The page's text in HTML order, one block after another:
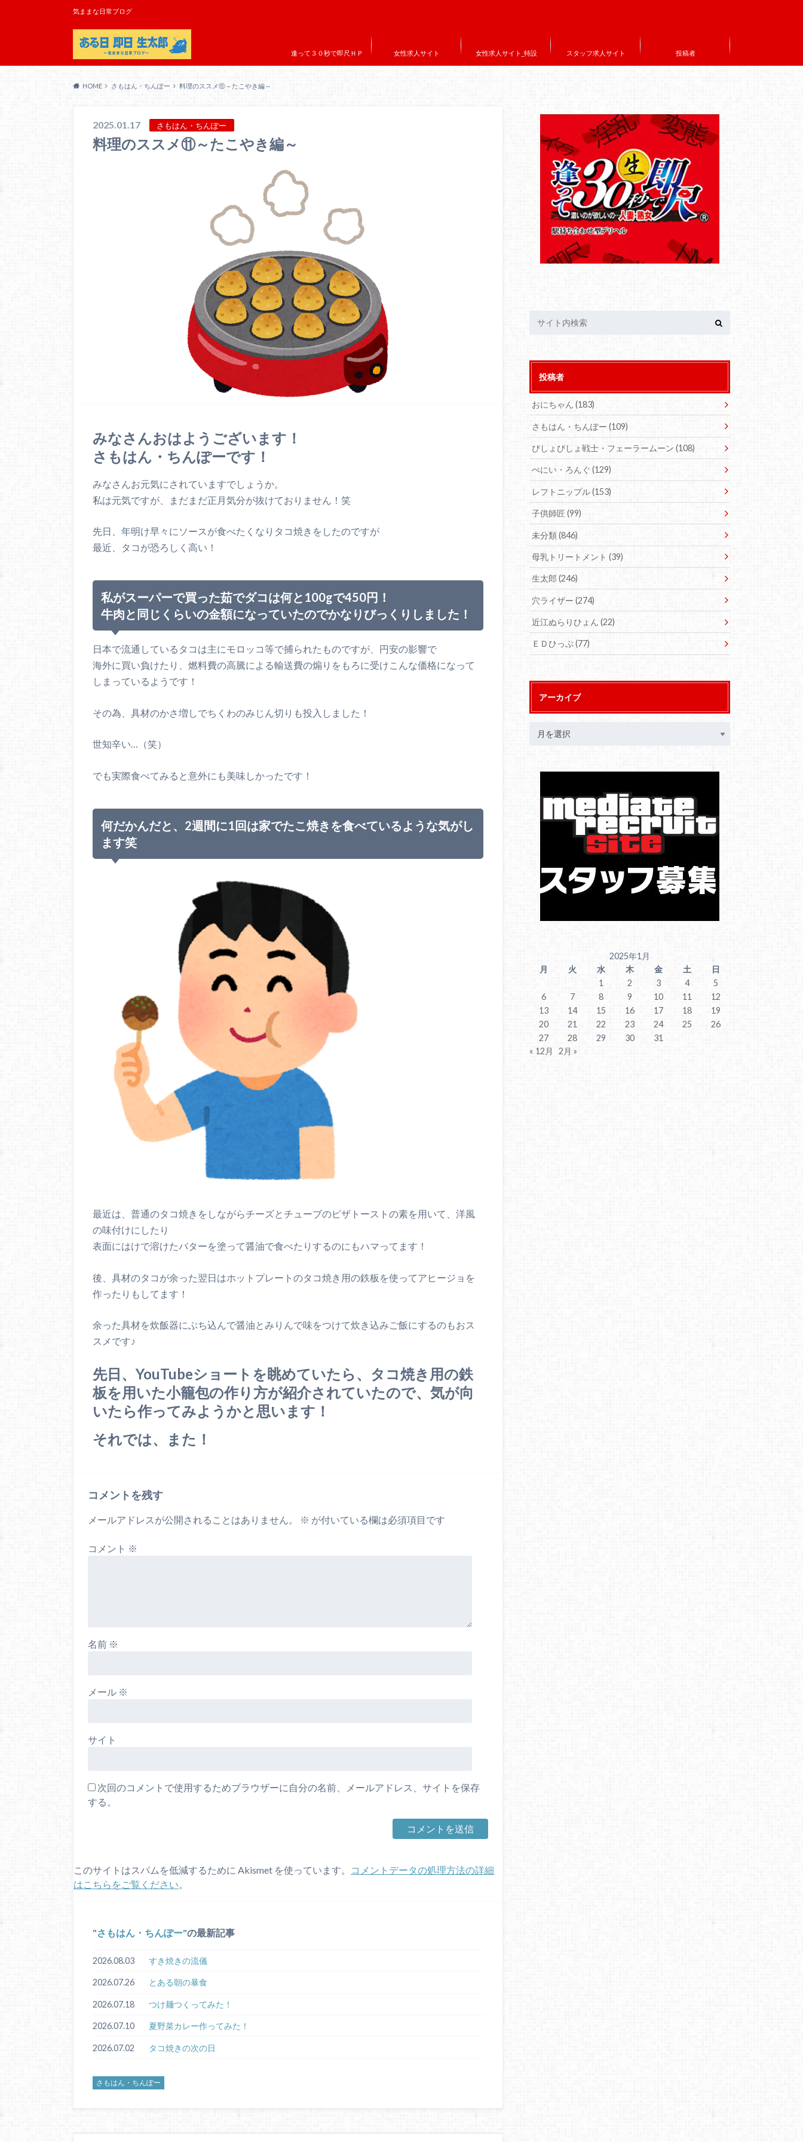
気ままな日常ブログ
逢って３０秒で即尺ＨＰ 女性求人サイト 女性求人サイト_特設 スタッフ求人サイト 投稿者
HOME さもはん・ちんぽー 料理のススメ⑪～たこやき編～
2025.01.17 さもはん・ちんぽー
料理のススメ⑪～たこやき編～
みなさんおはようございます！
さもはん・ちんぽーです！
みなさんお元気にされていますでしょうか。
私は元気ですが、まだまだ正月気分が抜けておりません！笑
先日、年明け早々にソースが食べたくなりタコ焼きをしたのですが
最近、タコが恐ろしく高い！
私がスーパーで買った茹でダコは何と100gで450円！
牛肉と同じくらいの金額になっていたのでかなりびっくりしました！
日本で流通しているタコは主にモロッコ等で捕られたものですが、円安の影響で
海外に買い負けたり、燃料費の高騰による輸送費の煽りをもろに受けこんな価格になって
しまっているようです！
その為、具材のかさ増しでちくわのみじん切りも投入しました！
世知辛い…（笑）
でも実際食べてみると意外にも美味しかったです！
何だかんだと、2週間に1回は家でたこ焼きを食べているような気がし
ます笑
最近は、普通のタコ焼きをしながらチーズとチューブのピザトーストの素を用いて、洋風
の味付けにしたり
表面にはけで溶けたバターを塗って醤油で食べたりするのにもハマってます！
後、具材のタコが余った翌日はホットプレートのタコ焼き用の鉄板を使ってアヒージョを
作ったりもしてます！
余った具材を炊飯器にぶち込んで醤油とみりんで味をつけて炊き込みご飯にするのもおス
スメです♪
先日、YouTubeショートを眺めていたら、タコ焼き用の鉄
板を用いた小籠包の作り方が紹介されていたので、気が向
いたら作ってみようかと思います！
それでは、また！
コメントを残す
メールアドレスが公開されることはありません。 ※ が付いている欄は必須項目です
コメント ※
名前 ※
メール ※
サイト
次回のコメントで使用するためブラウザーに自分の名前、メールアドレス、サイトを保存
する。
このサイトはスパムを低減するために Akismet を使っています。
コメントデータの処理方法の詳細
はこちらをご覧ください。
さもはん・ちんぽー の最新記事
2026.08.03 すき焼きの流儀
2026.07.26 とある朝の暴食
2026.07.18 つけ麺つくってみた！
2026.07.10 夏野菜カレー作ってみた！
2026.07.02 タコ焼きの次の日
さもはん・ちんぽー
投稿者
おにちゃん(183)
さもはん・ちんぽー(109)
びしょびしょ戦士・フェーラームーン(108)
ぺにい・ろんぐ(129)
レフトニップル(153)
子供師匠(99)
未分類(846)
母乳トリートメント(39)
生太郎(246)
穴ライザー(274)
近江ぬらりひょん(22)
ＥＤひっぷ(77)
アーカイブ
2025年1月
月
火 水 木 金 土
日
1
2 3 4
5
6
7 8 9 10 11
12
13
14 15 16 17 18
19
20
21 22 23 24 25
26
27
28 29 30
31
« 12月
2月 »